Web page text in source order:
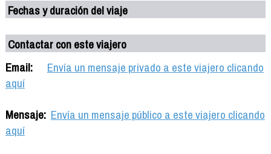
Fechas y duración del viaje
Contactar con este viajero
Email:
Envía un mensaje privado a este viajero clicando
aquí
Mensaje: Envía un mensaje público a este viajero clicando
aquí